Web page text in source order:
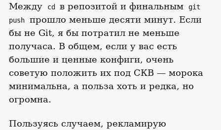
Между cd в репозитой и финальным
git
push
прошло меньше десяти минут. Если
бы не Git, я бы потратил не меньше
получаса. В общем, если у вас есть
большие и ценные конфиги, очень
советую положить их под СКВ — морока
минимальна, а польза хоть и редка, но
огромна.
Пользуясь случаем, рекламирую